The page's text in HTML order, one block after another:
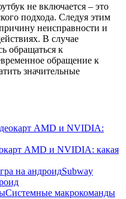
не включается – это
подхода. Следуя этим
неисправности и
В случае
обращаться к
обращение к
значительные
AMD и NVIDIA: какая
Subway
Системные макрокоманды